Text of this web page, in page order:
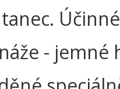
- jemné